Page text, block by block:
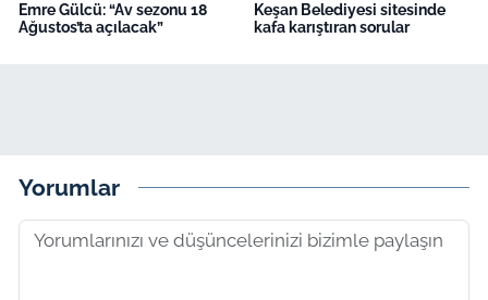
Emre Gülcü: “Av sezonu 18
Ağustos’ta açılacak”
Keşan Belediyesi sitesinde
kafa karıştıran sorular
Yorumlar